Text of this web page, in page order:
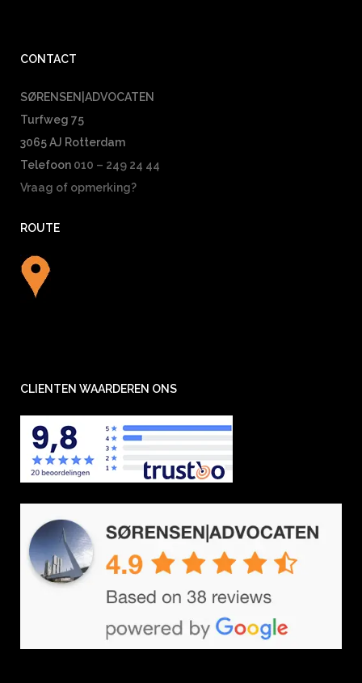
CONTACT
SØRENSEN|ADVOCATEN
Turfweg 75
3065 AJ Rotterdam
Telefoon 010 – 249 24 44
Vraag of opmerking?
ROUTE
CLIENTEN WAARDEREN ONS